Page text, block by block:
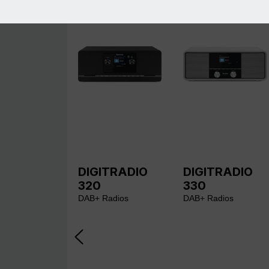
DIGITRADIO
320
DAB+ Radios
DIGITRADIO
330
DAB+ Radios